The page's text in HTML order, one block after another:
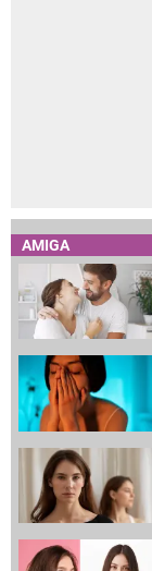
AMIGA